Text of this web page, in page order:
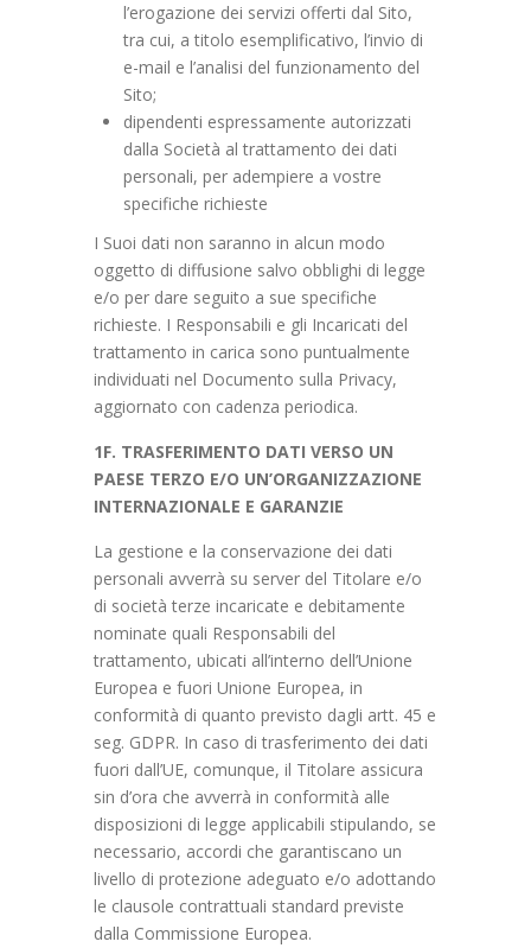
l’erogazione dei servizi offerti dal Sito,
tra cui, a titolo esemplificativo, l’invio di
e-mail e l’analisi del funzionamento del
Sito;
dipendenti espressamente autorizzati
dalla Società al trattamento dei dati
personali, per adempiere a vostre
specifiche richieste
I Suoi dati non saranno in alcun modo
oggetto di diffusione salvo obblighi di legge
e/o per dare seguito a sue specifiche
richieste. I Responsabili e gli Incaricati del
trattamento in carica sono puntualmente
individuati nel Documento sulla Privacy,
aggiornato con cadenza periodica.
1F. TRASFERIMENTO DATI VERSO UN
PAESE TERZO E/O UN’ORGANIZZAZIONE
INTERNAZIONALE E GARANZIE
La gestione e la conservazione dei dati
personali avverrà su server del Titolare e/o
di società terze incaricate e debitamente
nominate quali Responsabili del
trattamento, ubicati all’interno dell’Unione
Europea e fuori Unione Europea, in
conformità di quanto previsto dagli artt. 45 e
seg. GDPR. In caso di trasferimento dei dati
fuori dall’UE, comunque, il Titolare assicura
sin d’ora che avverrà in conformità alle
disposizioni di legge applicabili stipulando, se
necessario, accordi che garantiscano un
livello di protezione adeguato e/o adottando
le clausole contrattuali standard previste
dalla Commissione Europea.